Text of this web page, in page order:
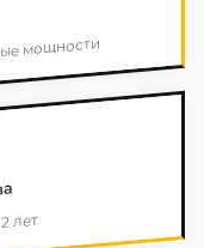
мощности
лет